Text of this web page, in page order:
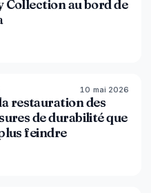
Collection au bord de
86% 81
10 mai 2026
restauration des
de durabilité que
feindre